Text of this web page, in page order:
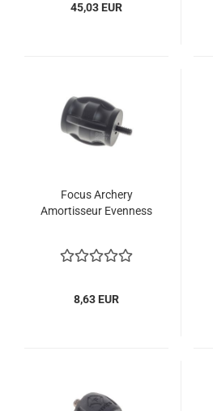
45,03 EUR
Focus Archery
Amortisseur Evenness
8,63 EUR